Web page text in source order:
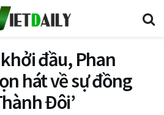
đầu, Phan
hát về sự đồng
Đôi’